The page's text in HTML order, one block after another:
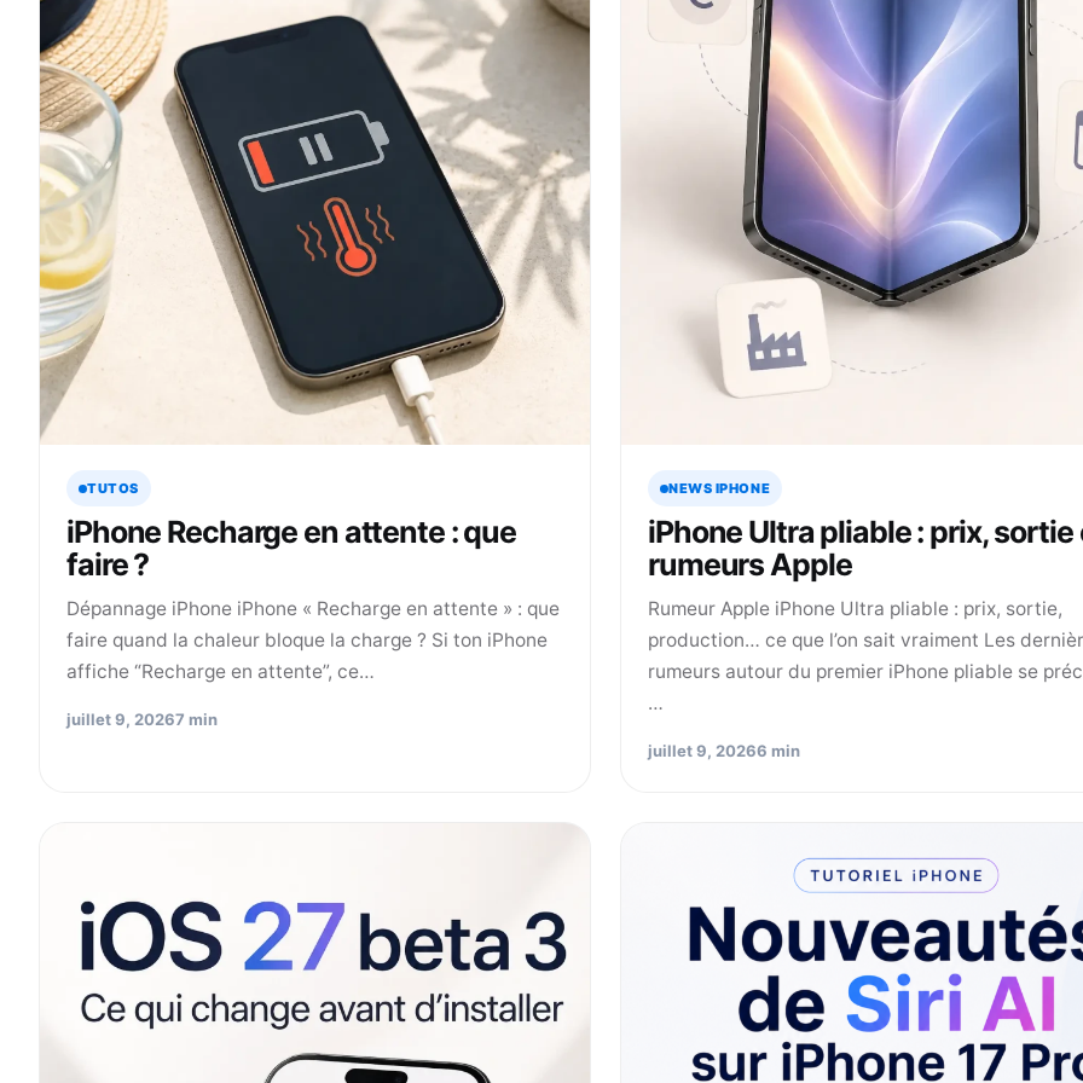
TUTOS
iPhone Recharge en attente : que
faire ?
Dépannage iPhone iPhone « Recharge en attente » : que
faire quand la chaleur bloque la charge ? Si ton iPhone
affiche “Recharge en attente”, ce…
juillet 9, 20267 min
NEWS IPHONE
iPhone Ultra pliable : prix, sortie
rumeurs Apple
Rumeur Apple iPhone Ultra pliable : prix, sortie,
production… ce que l’on sait vraiment Les
rumeurs autour du premier iPhone pliable se
…
juillet 9, 20266 min